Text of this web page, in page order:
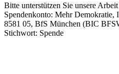
Bitte unterstützen Sie unsere
Spendenkonto: Mehr
8581 05, BfS München (BIC
Stichwort: Spende